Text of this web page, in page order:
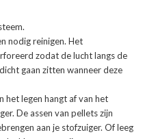
nodig reinigen. Het
zodat de lucht langs de
gaan zitten wanneer deze
het legen hangt af van het
De assen van pellets zijn
aan je stofzuiger. Of leeg